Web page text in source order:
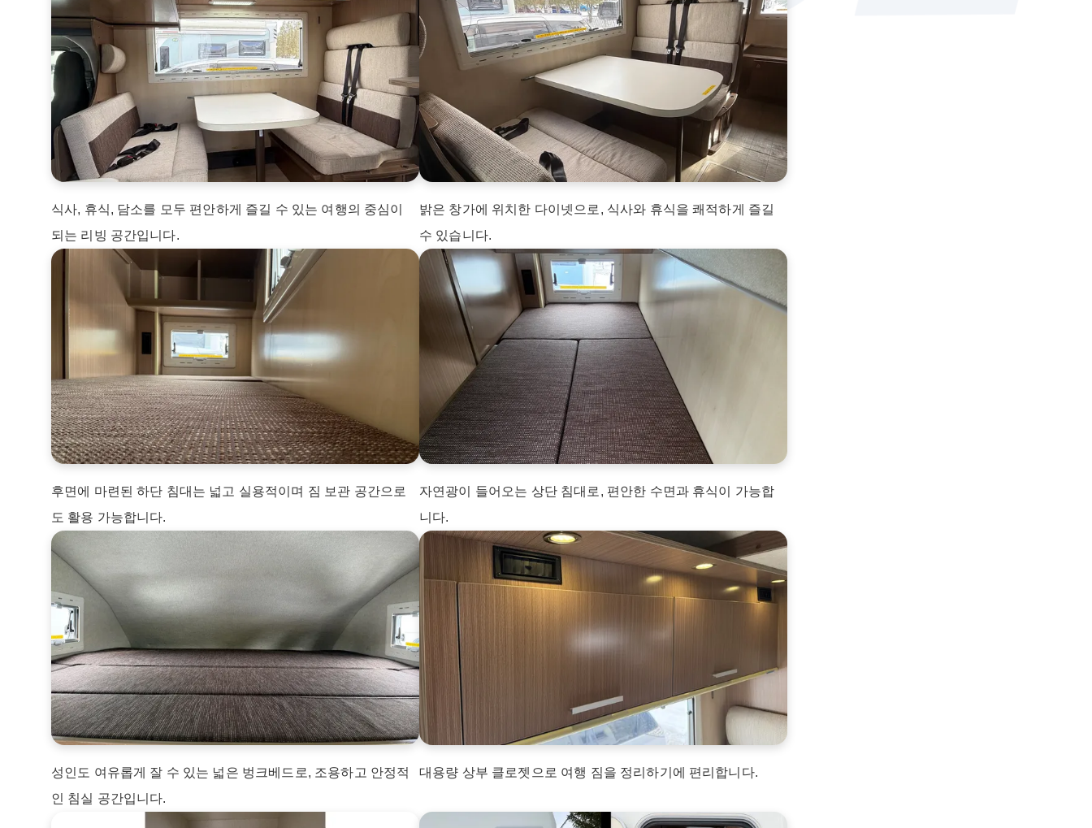
식사, 휴식, 담소를 모두 편안하게 즐길 수 있는 여행의 중심이
되는 리빙 공간입니다.
밝은 창가에 위치한 다이넷으로, 식사와 휴식을 쾌적하게 즐길
수 있습니다.
후면에 마련된 하단 침대는 넓고 실용적이며 짐 보관 공간으로
도 활용 가능합니다.
자연광이 들어오는 상단 침대로, 편안한 수면과 휴식이 가능합
니다.
성인도 여유롭게 잘 수 있는 넓은 벙크베드로, 조용하고 안정적
인 침실 공간입니다.
대용량 상부 클로젯으로 여행 짐을 정리하기에 편리합니다.